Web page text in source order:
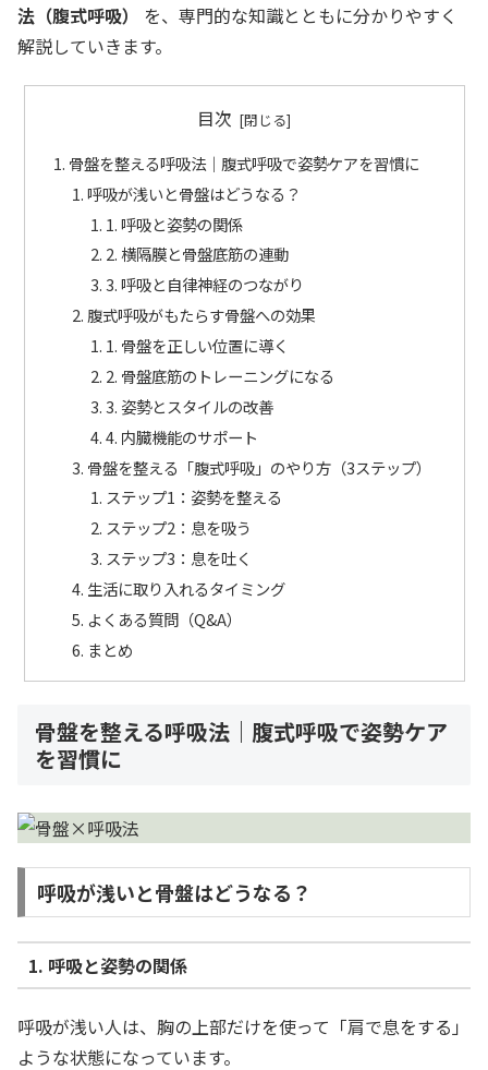
法（腹式呼吸）
を、専門的な知識とともに分かりやすく
解説していきます。
目次
骨盤を整える呼吸法｜腹式呼吸で姿勢ケアを習慣に
呼吸が浅いと骨盤はどうなる？
1. 呼吸と姿勢の関係
2. 横隔膜と骨盤底筋の連動
3. 呼吸と自律神経のつながり
腹式呼吸がもたらす骨盤への効果
1. 骨盤を正しい位置に導く
2. 骨盤底筋のトレーニングになる
3. 姿勢とスタイルの改善
4. 内臓機能のサポート
骨盤を整える「腹式呼吸」のやり方（3ステップ）
ステップ1：姿勢を整える
ステップ2：息を吸う
ステップ3：息を吐く
生活に取り入れるタイミング
よくある質問（Q&A）
まとめ
骨盤を整える呼吸法｜腹式呼吸で姿勢ケア
を習慣に
呼吸が浅いと骨盤はどうなる？
1. 呼吸と姿勢の関係
呼吸が浅い人は、胸の上部だけを使って「肩で息をする」
ような状態になっています。